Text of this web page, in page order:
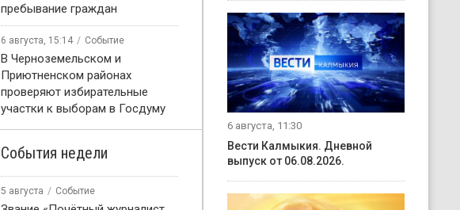
пребывание граждан
6 августа, 15:14 Событие
В Черноземельском и
Приютненском районах
проверяют избирательные
участки к выборам в Госдуму
События недели
5 августа Событие
6 августа, 11:30
Вести Калмыкия. Дневной
выпуск от 06.08.2026.